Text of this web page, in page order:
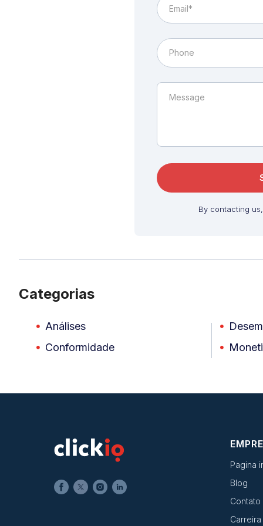
By contacting
Categorias
Análises
Conformidade
Pagina
Blog
Contato
Carreira